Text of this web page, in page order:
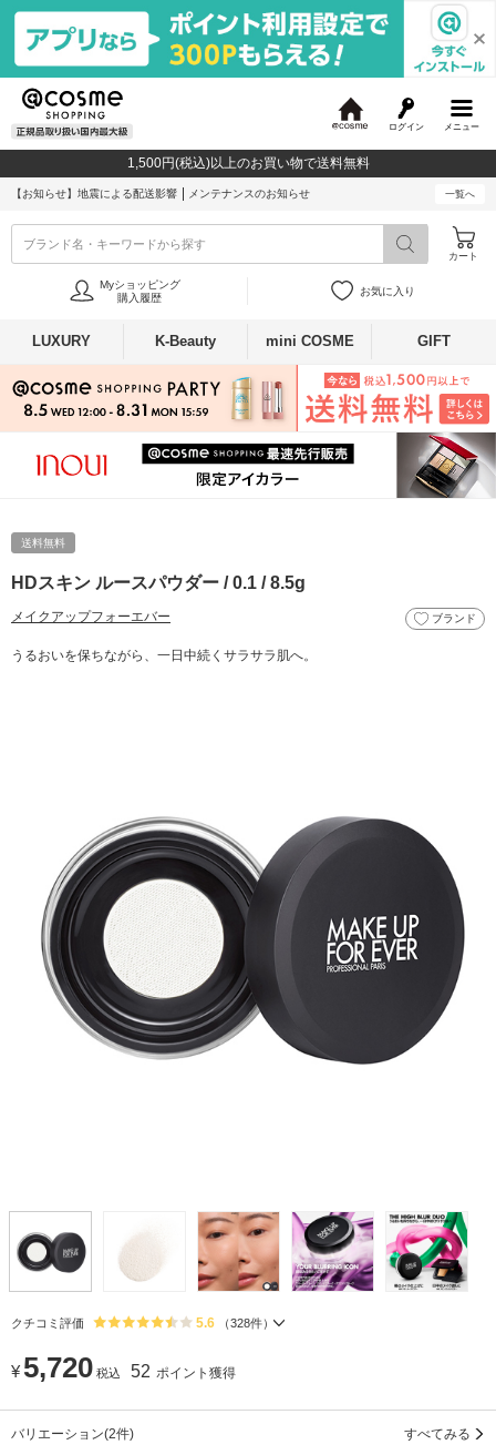
メニュー
ログイン
c
o
1,500円(税込)以上のお買い物で送料無料
【お知らせ】 地震による配送影響 メンテナンスのお知らせ 一覧へ
ブランド名・キーワードから探す
カート
Myショッピング
購入履歴
お気に入り
LUXURY K-Beauty mini COSME GIFT
送料無料
HDスキン ルースパウダー / 0.1 / 8.5g
メイクアップフォーエバー ブランド
うるおいを保ちながら、一日中続くサラサラ肌へ。
クチコミ評価 5.6 （328件）
¥ 5,720 税込 52 ポイント獲得
バリエーション(2件) すべてみる